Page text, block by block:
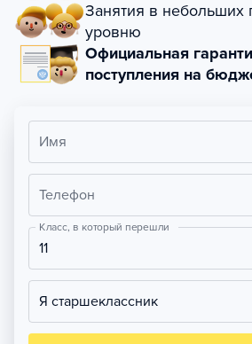
Занятия в небольших
уровню
Официальная
поступления на
Имя
Телефон
Класс, в который перешли
11
Я старшеклассник